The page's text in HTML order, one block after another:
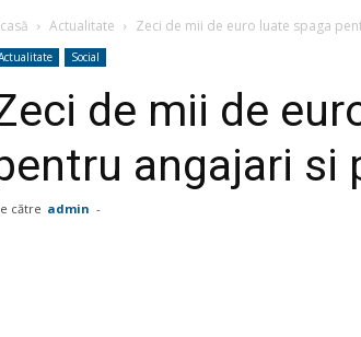
Actualitate Zeci de mii de euro luate spaga
Social
de mii de
angajari
către admin -